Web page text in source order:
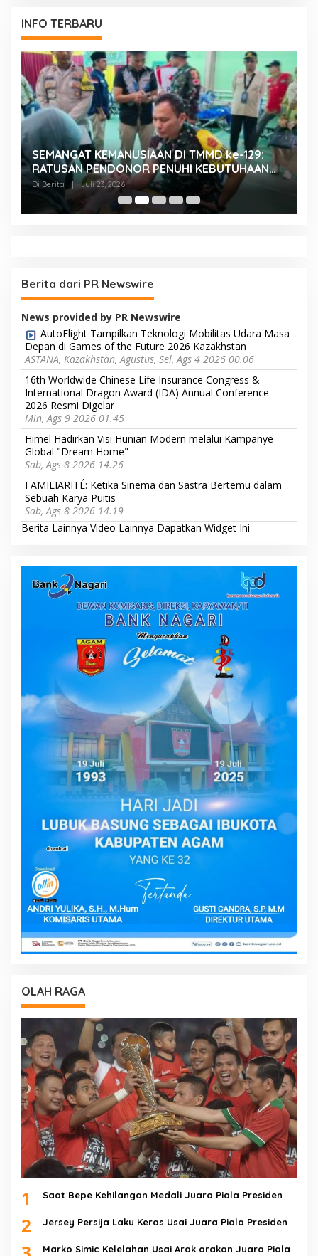
INFO TERBARU
SEMANGAT KEMANUSIAAN DI TMMD ke-129:
RATUSAN PENDONOR PENUHI KEBUTUHAAN
STOK DARAH
Di Berita | Juli 23, 2026
Berita dari PR Newswire
News provided by PR Newswire
AutoFlight Tampilkan Teknologi Mobilitas Udara Masa
Depan di Games of the Future 2026 Kazakhstan
ASTANA, Kazakhstan, Agustus, Sel, Ags 4 2026 00.06
16th Worldwide Chinese Life Insurance Congress &
International Dragon Award (IDA) Annual Conference
2026 Resmi Digelar
Min, Ags 9 2026 01.45
Himel Hadirkan Visi Hunian Modern melalui Kampanye
Global "Dream Home"
Sab, Ags 8 2026 14.26
FAMILIARITÉ: Ketika Sinema dan Sastra Bertemu dalam
Sebuah Karya Puitis
Sab, Ags 8 2026 14.19
Berita Lainnya Video Lainnya Dapatkan Widget Ini
OLAH RAGA
1 Saat Bepe Kehilangan Medali Juara Piala Presiden
2 Jersey Persija Laku Keras Usai Juara Piala Presiden
Marko Simic Kelelahan Usai Arak arakan Juara Piala